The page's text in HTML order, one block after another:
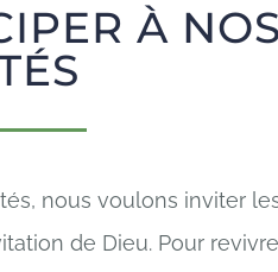
À NOS
nous voulons inviter
de Dieu. Pour